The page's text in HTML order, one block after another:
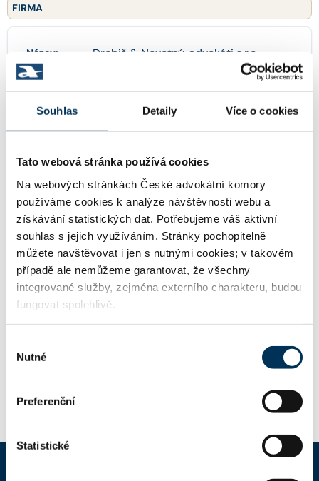
Souhlas Detaily Více o cookies
Tato webová stránka používá cookies
Na webových stránkách České advokátní komory
používáme cookies k analýze návštěvnosti webu a
získávání statistických dat. Potřebujeme váš aktivní
souhlas s jejich využíváním. Stránky pochopitelně
můžete navštěvovat i jen s nutnými cookies; v takovém
případě ale nemůžeme garantovat, že všechny
integrované služby, zejména externího charakteru, budou
fungovat spolehlivě.
souhlasu
Nutné
Preferenční
Statistické
FIRMA
Název: Drobiš & Novotný, advokáti s.r.o.
IČO:
Informace o jazykových znalostech a odborném zaměření
uváděné u jednotlivých advokátů jsou publikovány na
stránkách ČAK pouze podle sdělení příslušného advokáta.
Tyto informace nejsou ČAK ověřovány či garantovány. Je-
li u advokáta uvedena znalost cizího právního řádu či
podle práva cizího státu není pojištěno v hromadném
pojištění profesní odpovědnosti advokátů rámcovou
pojistnou smlouvou podle § 24c zákona o advokacii.